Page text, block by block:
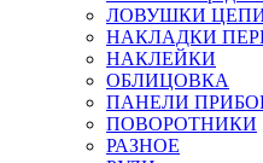
ЛОВУШКИ
НАКЛАДКИ
НАКЛЕЙКИ
ОБЛИЦОВКА
ПАНЕЛИ
ПОВОРОТНИКИ
РАЗНОЕ